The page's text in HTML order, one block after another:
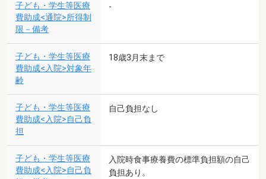
子ども・学生等医療
費助成<通院>所得制
限－備考
-
子ども・学生等医療
費助成<入院>対象年
齢
18歳3月末まで
子ども・学生等医療
費助成<入院>自己負
担
自己負担なし
子ども・学生等医療
費助成<入院>自己負
入院時食事療養費の標準負担額の自己
負担あり。